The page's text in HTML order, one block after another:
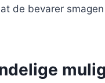
de bevarer